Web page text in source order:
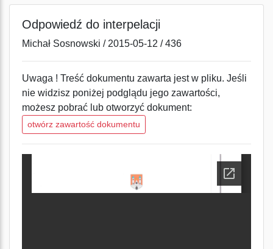
Odpowiedź do interpelacji
Michał Sosnowski / 2015-05-12 / 436
Uwaga ! Treść dokumentu zawarta jest w pliku. Jeśli
nie widzisz poniżej podglądu jego zawartości,
możesz pobrać lub otworzyć dokument:
otwórz zawartość dokumentu